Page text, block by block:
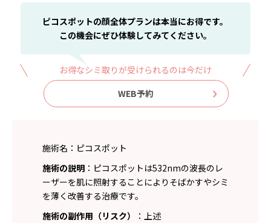
ピコスポットの顔全体プランは本当にお得です。
この機会にぜひ体験してみてください。
お得なシミ取りが受けられるのは今だけ
WEB予約
施術名：ピコスポット
施術の説明 ：ピコスポットは532nmの波長のレ
ーザーを肌に照射することによりそばかすやシミ
を薄く改善する治療です。
施術の副作用（リスク）
：上述